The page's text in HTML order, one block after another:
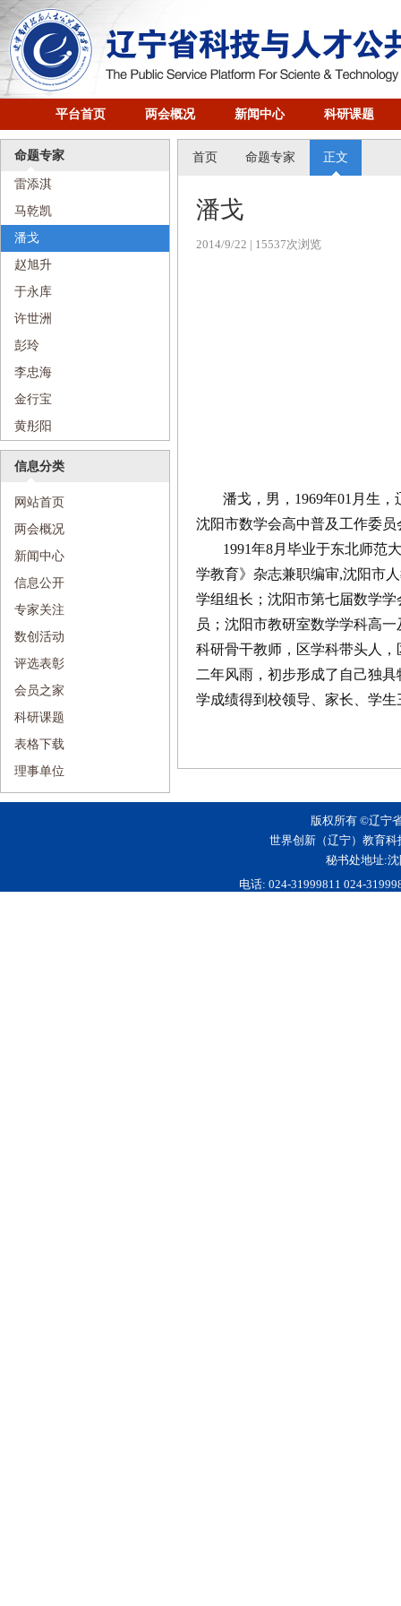
平台首页 两会概况 新闻中心 科研课题
命题专家
雷添淇
马乾凯
潘戈
赵旭升
于永库
许世洲
彭玲
李忠海
金行宝
黄彤阳
信息分类
网站首页
两会概况
新闻中心
信息公开
专家关注
数创活动
评选表彰
会员之家
科研课题
表格下载
理事单位
首页 命题专家 正文
潘戈
2014/9/22 | 15537次浏览
潘戈，男，1969年01月生
沈阳市数学会高中普及工作委员
1991年8月毕业于东北师范
学教育》杂志兼职编审,沈阳市
学组组长；沈阳市第七届数学
员；沈阳市教研室数学学科高
科研骨干教师，区学科带头人
二年风雨，初步形成了自己独
学成绩得到校领导、家长、学
版权所有 ©辽宁
世界创新（辽宁）教育
秘书处地址:
电话: 024-31999811 024-